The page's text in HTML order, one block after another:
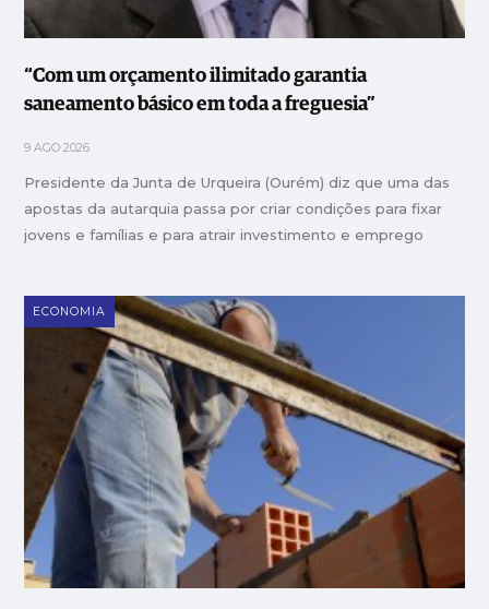
“Com um orçamento ilimitado garantia
saneamento básico em toda a freguesia”
9 AGO 2026
Presidente da Junta de Urqueira (Ourém) diz que uma das
apostas da autarquia passa por criar condições para fixar
jovens e famílias e para atrair investimento e emprego
ECONOMIA